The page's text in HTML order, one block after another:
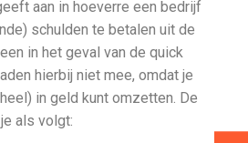
aan in hoeverre een bedrijf
schulden te betalen uit de
in het geval van de quick
hierbij niet mee, omdat je
in geld kunt omzetten. De
als volgt: